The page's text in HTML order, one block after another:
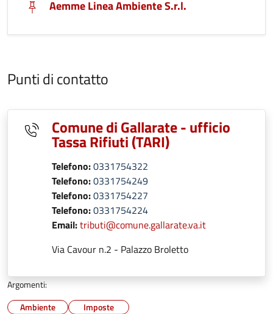
Aemme Linea Ambiente S.r.l.
Punti di contatto
Comune di Gallarate - ufficio
Tassa Rifiuti (TARI)
Telefono:0331754322
Telefono:0331754249
Telefono:0331754227
Telefono:0331754224
Email:tributi@comune.gallarate.va.it
Via Cavour n.2 - Palazzo Broletto
Argomenti:
Ambiente
Imposte